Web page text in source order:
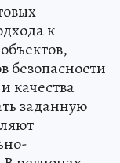
к
безопасности
качества
заданную